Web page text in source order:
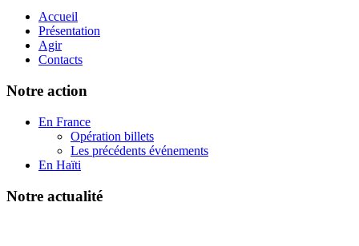
Accueil
Présentation
Agir
Contacts
Notre action
En France
Opération billets
Les précédents événements
En Haïti
Notre actualité